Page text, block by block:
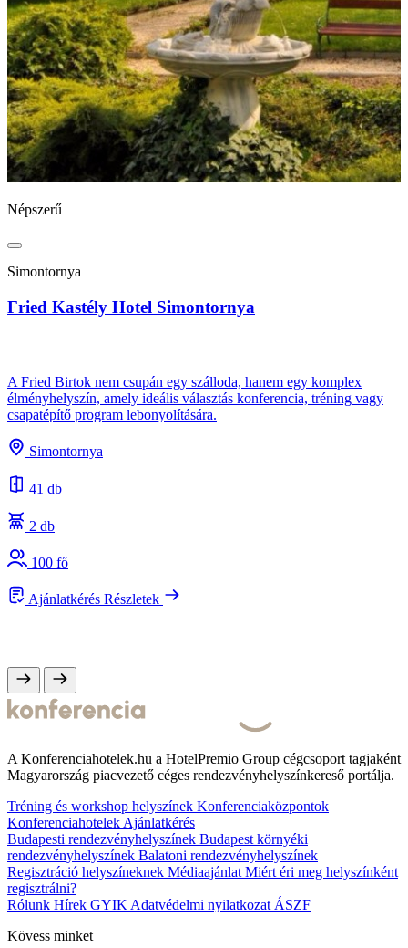
Népszerű
Simontornya
Fried Kastély Hotel Simontornya
A Fried Birtok nem csupán egy szálloda, hanem egy komplex
élményhelyszín, amely ideális választás konferencia, tréning vagy
csapatépítő program lebonyolítására.
Simontornya
41 db
2 db
100 fő
Ajánlatkérés Részletek
A Konferenciahotelek.hu a HotelPremio Group cégcsoport tagjaként
Magyarország piacvezető céges rendezvényhelyszínkereső portálja.
Tréning és workshop helyszínek Konferenciaközpontok
KonferenciahotelekAjánlatkérés
Budapesti rendezvényhelyszínek Budapest környéki
rendezvényhelyszínek Balatoni rendezvényhelyszínek
Regisztráció helyszíneknek MédiaajánlatMiért éri meg helyszínként
regisztrálni?
Rólunk Hírek GYIKAdatvédelmi nyilatkozatÁSZF
Kövess minket